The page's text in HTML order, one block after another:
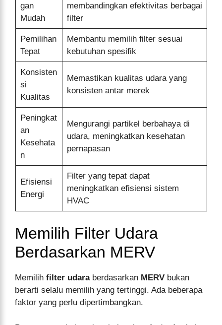
gan
Mudah
membandingkan efektivitas berbagai
filter
Pemilihan
Tepat
Membantu memilih filter sesuai
kebutuhan spesifik
Konsisten
si
Kualitas
Memastikan kualitas udara yang
konsisten antar merek
Peningkat
an
Kesehata
n
Mengurangi partikel berbahaya di
udara, meningkatkan kesehatan
pernapasan
Efisiensi
Energi
Filter yang tepat dapat
meningkatkan efisiensi sistem
HVAC
Memilih Filter Udara
Berdasarkan MERV
Memilih filter udaraberdasarkan MERV bukan
berarti selalu memilih yang tertinggi. Ada beberapa
faktor yang perlu dipertimbangkan.